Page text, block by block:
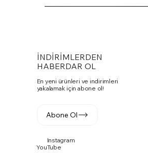
Vito Toplantı Masası U Toplantı
PASKO SANDALYE
Fuga Yönetici Masa Takımı
İNDİRİMLERDEN
HABERDAR OL
En yeni ürünleri ve indirimleri
yakalamak için abone ol!
Abone Ol
Instagram
YouTube